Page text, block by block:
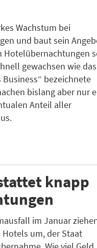
Wachstum bei
und baut sein
Hotelübernachtungen
gewachsen wie
bezeichnete
bislang aber nur
Anteil aller
knapp
im Januar
um, der Staat